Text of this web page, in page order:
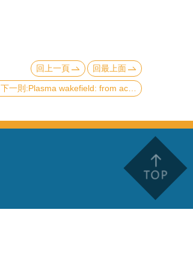
回上一頁
回最上面
下一則:Plasma wakefield: from accelerators to black holes